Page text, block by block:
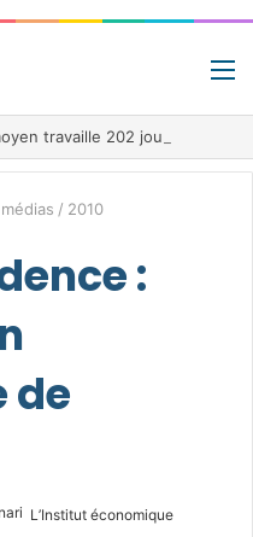
/ 2010
:
de
L’Institut économique